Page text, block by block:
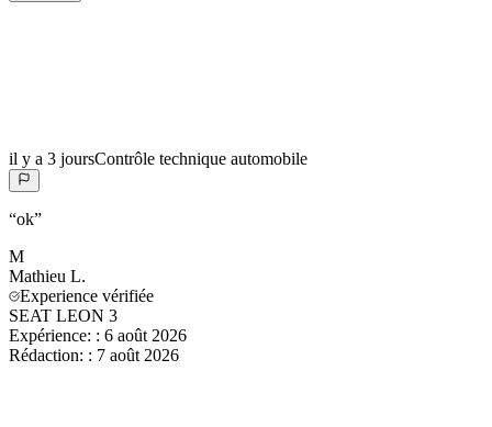
il y a 3 joursContrôle technique automobile
“ok”
M
Mathieu L.
Experience vérifiée
SEAT LEON 3
Expérience: : 6 août 2026
Rédaction: : 7 août 2026